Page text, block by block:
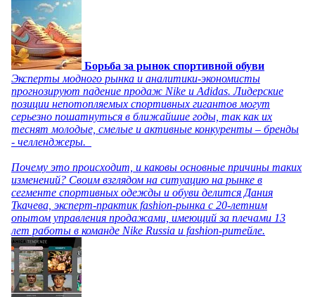
Борьба за рынок спортивной обуви
Эксперты модного рынка и аналитики-экономисты
прогнозируют падение продаж Nike и Adidas. Лидерские
позиции непотопляемых спортивных гигантов могут
серьезно пошатнуться в ближайшие годы, так как их
теснят молодые, смелые и активные конкуренты – бренды
- челленджеры.
Почему это происходит, и каковы основные причины таких
изменений? Своим взглядом на ситуацию на рынке в
сегменте спортивных одежды и обуви делится Дания
Ткачева, эксперт-практик fashion-рынка с 20-летним
опытом управления продажами, имеющий за плечами 13
лет работы в команде Nike Russia и fashion-ритейле.